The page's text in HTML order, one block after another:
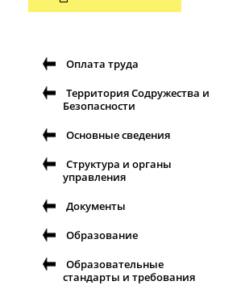
Оплата труда
Территория Содружества и
Безопасности
Основные сведения
Структура и органы
управления
Документы
Образование
Образовательные
стандарты и требования